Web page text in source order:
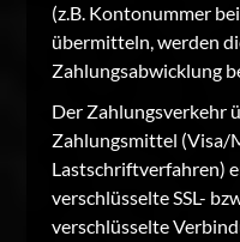
(z.B. Kontonummer
übermitteln, werden
Zahlungsabwicklung
Der Zahlungsverkehr
Zahlungsmittel (Visa/
Lastschriftverfahren)
verschlüsselte SSL-
verschlüsselte